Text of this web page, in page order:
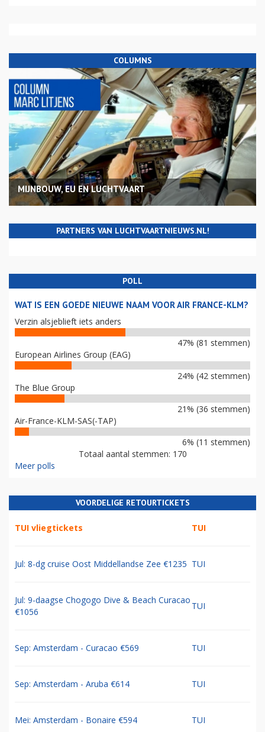
COLUMNS
MIJNBOUW, EU EN LUCHTVAART
PARTNERS VAN LUCHTVAARTNIEUWS.NL!
POLL
WAT IS EEN GOEDE NIEUWE NAAM VOOR AIR FRANCE-KLM?
Verzin alsjeblieft iets anders
47% (81 stemmen)
European Airlines Group (EAG)
24% (42 stemmen)
The Blue Group
21% (36 stemmen)
Air-France-KLM-SAS(-TAP)
6% (11 stemmen)
Totaal aantal stemmen: 170
Meer polls
VOORDELIGE RETOURTICKETS
TUI vliegtickets TUI
Jul: 8-dg cruise Oost Middellandse Zee €1235 TUI
Jul: 9-daagse Chogogo Dive & Beach Curacao
€1056
TUI
Sep: Amsterdam - Curacao €569 TUI
Sep: Amsterdam - Aruba €614 TUI
Mei: Amsterdam - Bonaire €594 TUI